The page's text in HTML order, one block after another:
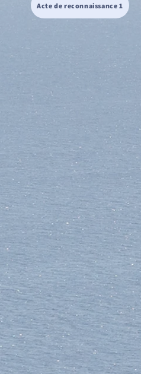
Acte de reconnaissance 1